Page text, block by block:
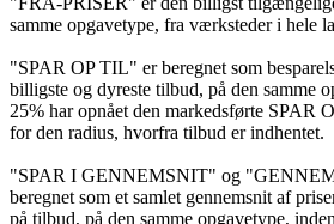
samme opgavetype, fra værksteder i hele
"SPAR OP TIL" er beregnet som
billigste og dyreste tilbud, på den samme
25% har opnået den markedsførte SPAR
for den radius, hvorfra tilbud er indhentet.
"SPAR I GENNEMSNIT" og
beregnet som et samlet gennemsnit af
på tilbud, på den samme opgavetype,